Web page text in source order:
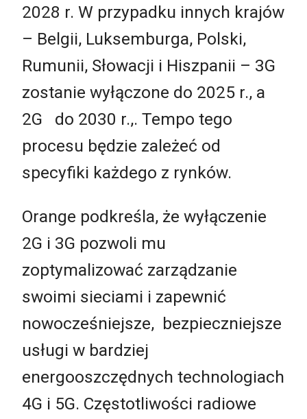
2028 r. W przypadku innych krajów
– Belgii, Luksemburga, Polski,
Rumunii, Słowacji i Hiszpanii – 3G
zostanie wyłączone do 2025 r., a
2G do 2030 r.,. Tempo tego
procesu będzie zależeć od
specyfiki każdego z rynków.
Orange podkreśla, że wyłączenie
2G i 3G pozwoli mu
zoptymalizować zarządzanie
swoimi sieciami i zapewnić
nowocześniejsze, bezpieczniejsze
usługi w bardziej
energooszczędnych technologiach
4G i 5G. Częstotliwości radiowe